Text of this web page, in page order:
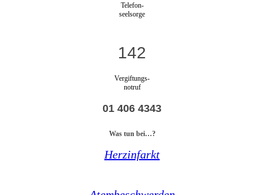
Telefon-
seelsorge
142
Vergiftungs-
notruf
01 406 4343
Was tun bei…?
Herzinfarkt